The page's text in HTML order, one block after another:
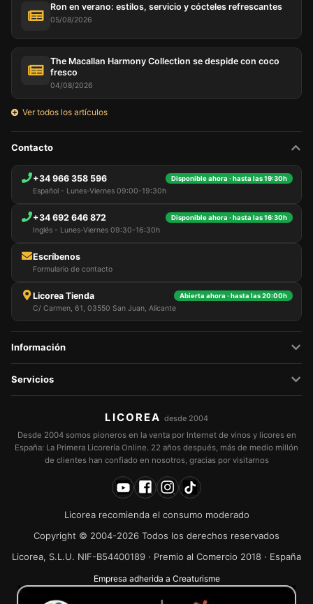
Ron en verano: estilos, servicio y cócteles refrescantes
05/08/2026
The Macallan Harmony Collection se despide con coco
fresco
04/08/2026
Ver todos los artículos
Contacto
+34 966 358 596 Disponible ahora · hasta las 19:30h
Español - Lunes-Viernes 09:00-19:30h
+34 692 646 872 Disponible ahora · hasta las 16:30h
Inglés - Lunes-Viernes 09:30-16:30h
Escríbenos
Formulario de contacto
Licorea Tienda Abierta ahora · hasta las 20:00h
C/ Carmen, 61, 03550 San Juan, Alicante
Información
Servicios
LICOREA desde 2004
Desde 2004 somos pioneros en la venta por Internet de vinos y licores en
España: La Primera Licorería Online. 22 años después, más de medio millón
de clientes han confiado en nosotros, gracias por visitarnos
Licorea recomienda el consumo moderado
Copyright © 2004-2026 Todos los derechos reservados
Licorea, S.L.U. NIF-B54400189 · Premio al Comercio 2018 · España
Empresa adherida a Creaturisme